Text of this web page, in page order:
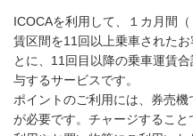
ICOCAを利用して、１カ月間
賃区間を11回以上乗車された
とに、11回目以降の乗車運賃
与するサービスです。
ポイントのご利用には、券売
が必要です。チャージするこ